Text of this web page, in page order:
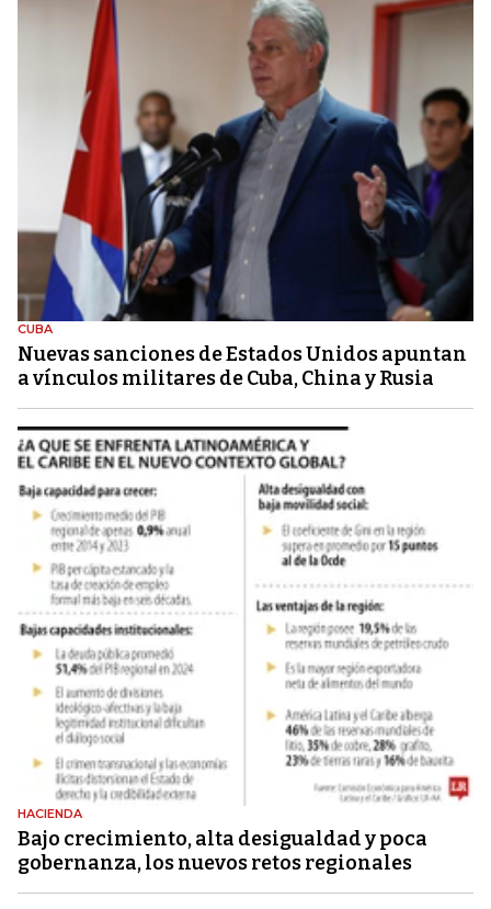
CUBA
Nuevas sanciones de Estados Unidos apuntan
a vínculos militares de Cuba, China y Rusia
HACIENDA
Bajo crecimiento, alta desigualdad y poca
gobernanza, los nuevos retos regionales